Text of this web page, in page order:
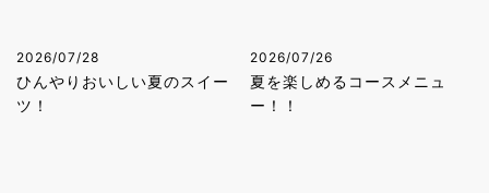
2026/07/28
ひんやりおいしい夏のスイー
ツ！
2026/07/26
夏を楽しめるコースメニュ
ー！！